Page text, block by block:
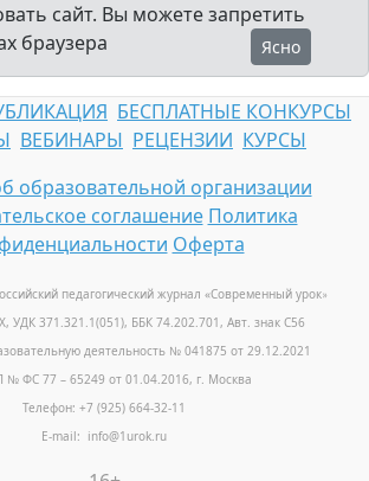
сайт. Вы можете запретить
браузера
Ясно
БЕСПЛАТНЫЕ КОНКУРСЫ
ВЕБИНАРЫ РЕЦЕНЗИИ КУРСЫ
образовательной организации
соглашение Политика
Оферта
педагогический журнал «Современный урок»
УДК 371.321.1(051), ББК 74.202.701, Авт. знак С56
деятельность № 041875 от 29.12.2021
ФС 77 – 65249 от 01.04.2016, г. Москва
Телефон: +7 (925) 664-32-11
E-mail: info@1urok.ru